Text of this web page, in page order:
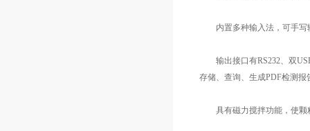
内置多种输入法，可手写
输出接口有RS232、双
存储、查询、生成PDF检测报
具有磁力搅拌功能，使颗